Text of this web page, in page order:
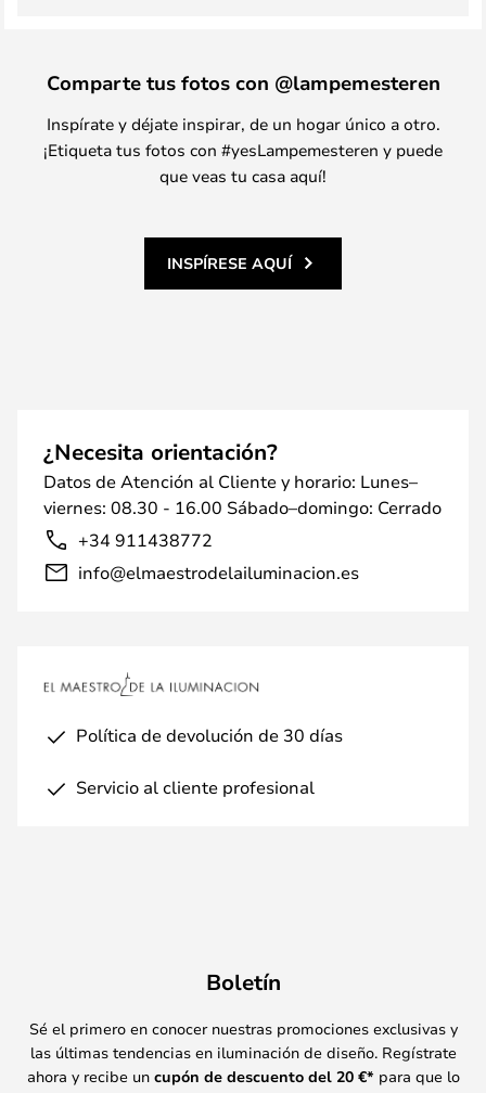
Comparte tus fotos con @lampemesteren
Inspírate y déjate inspirar, de un hogar único a otro.
¡Etiqueta tus fotos con #yesLampemesteren y puede
que veas tu casa aquí!
INSPÍRESE AQUÍ
¿Necesita orientación?
Datos de Atención al Cliente y horario: Lunes–
viernes: 08.30 - 16.00 Sábado–domingo: Cerrado
+34 911438772
info@elmaestrodelailuminacion.es
Política de devolución de 30 días
Servicio al cliente profesional
Boletín
Sé el primero en conocer nuestras promociones exclusivas y
las últimas tendencias en iluminación de diseño. Regístrate
ahora y recibe un cupón de descuento del 20 €* para que lo